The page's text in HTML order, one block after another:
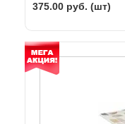
375.00 руб. (шт)